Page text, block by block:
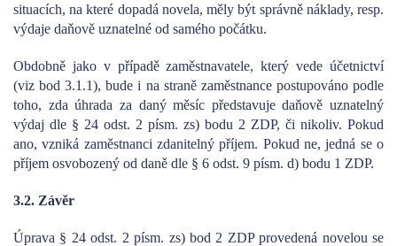
situacích, na které dopadá novela, měly být správně náklady, resp.
výdaje daňově uznatelné od samého počátku.
Obdobně jako v případě zaměstnavatele, který vede účetnictví
(viz bod 3.1.1), bude i na straně zaměstnance postupováno podle
toho, zda úhrada za daný měsíc představuje daňově uznatelný
výdaj dle § 24 odst. 2 písm. zs) bodu 2 ZDP, či nikoliv. Pokud
ano, vzniká zaměstnanci zdanitelný příjem. Pokud ne, jedná se o
příjem osvobozený od daně dle § 6 odst. 9 písm. d) bodu 1 ZDP.
3.2. Závěr
Úprava § 24 odst. 2 písm. zs) bod 2 ZDP provedená novelou se